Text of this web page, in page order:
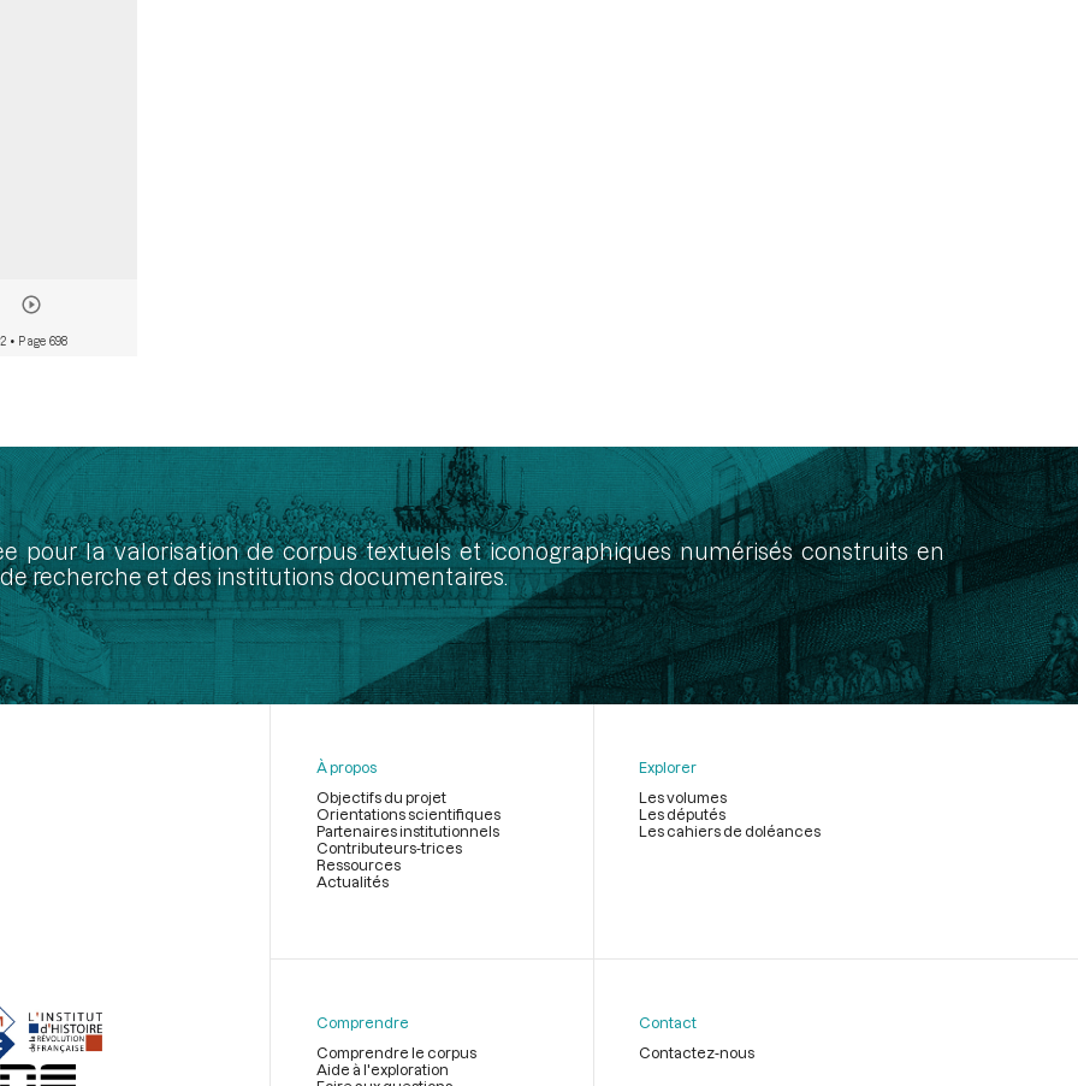
• Page 698
pour la valorisation de corpus textuels et iconographiques numérisés construits en
recherche et des institutions documentaires.
page
À propos
Objectifs du projet
Orientations scientifiques
Partenaires institutionnels
Contributeurs-trices
Ressources
Actualités
Explorer
Les volumes
Les députés
Les cahiers de doléances
Comprendre
Comprendre le corpus
Aide à l'exploration
Contact
Contactez-nous